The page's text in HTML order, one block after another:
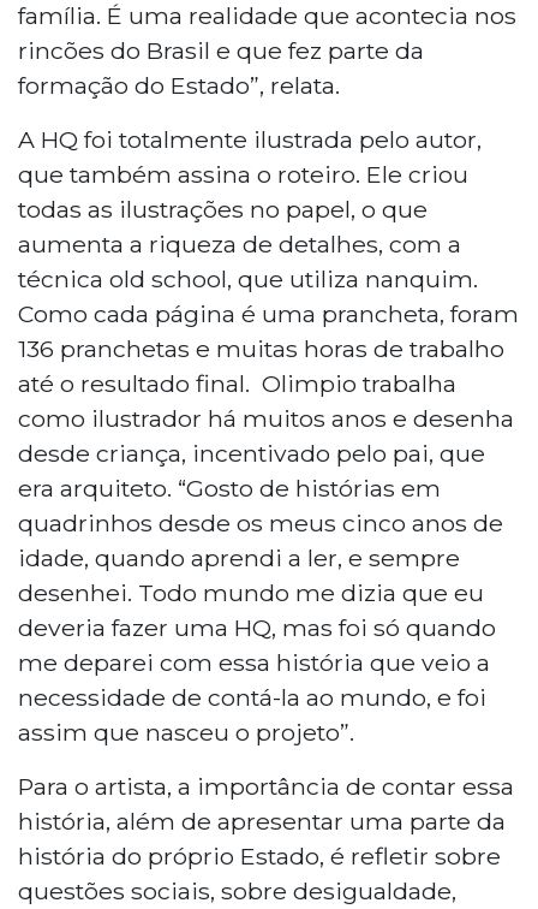
família. É uma realidade que acontecia nos
rincões do Brasil e que fez parte da
formação do Estado”, relata.
A HQ foi totalmente ilustrada pelo autor,
que também assina o roteiro. Ele criou
todas as ilustrações no papel, o que
aumenta a riqueza de detalhes, com a
técnica old school, que utiliza nanquim.
Como cada página é uma prancheta, foram
136 pranchetas e muitas horas de trabalho
até o resultado final. Olimpio trabalha
como ilustrador há muitos anos e desenha
desde criança, incentivado pelo pai, que
era arquiteto. “Gosto de histórias em
quadrinhos desde os meus cinco anos de
idade, quando aprendi a ler, e sempre
desenhei. Todo mundo me dizia que eu
deveria fazer uma HQ, mas foi só quando
me deparei com essa história que veio a
necessidade de contá-la ao mundo, e foi
assim que nasceu o projeto”.
Para o artista, a importância de contar essa
história, além de apresentar uma parte da
história do próprio Estado, é refletir sobre
questões sociais, sobre desigualdade,